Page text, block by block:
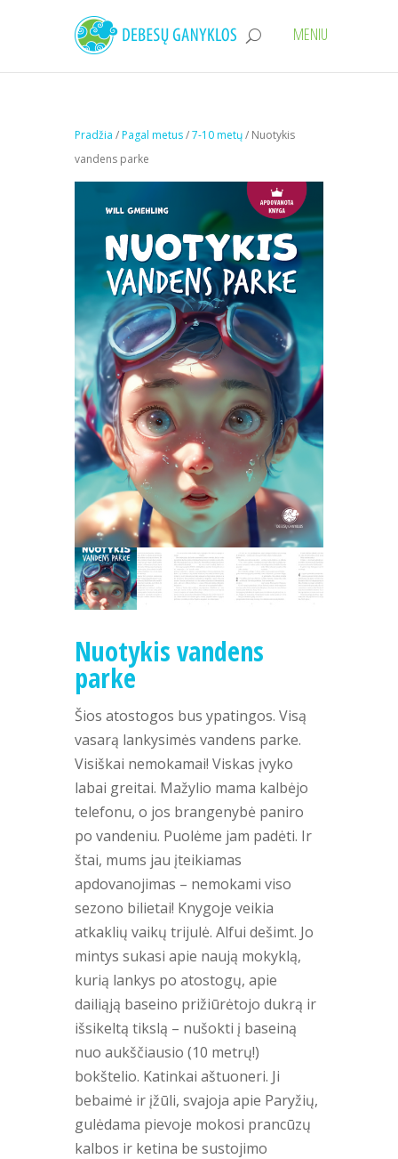
Pradžia /Pagal metus/7-10 metų/ Nuotykis
vandens parke
Nuotykis vandens
parke
Šios atostogos bus ypatingos. Visą
vasarą lankysimės vandens parke.
Visiškai nemokamai! Viskas įvyko
labai greitai. Mažylio mama kalbėjo
telefonu, o jos brangenybė paniro
po vandeniu. Puolėme jam padėti. Ir
štai, mums jau įteikiamas
apdovanojimas – nemokami viso
sezono bilietai! Knygoje veikia
atkaklių vaikų trijulė. Alfui dešimt. Jo
mintys sukasi apie naują mokyklą,
kurią lankys po atostogų, apie
dailiąją baseino prižiūrėtojo dukrą ir
išsikeltą tikslą – nušokti į baseiną
nuo aukščiausio (10 metrų!)
bokštelio. Katinkai aštuoneri. Ji
bebaimė ir įžūli, svajoja apie Paryžių,
gulėdama pievoje mokosi prancūzų
kalbos ir ketina be sustojimo